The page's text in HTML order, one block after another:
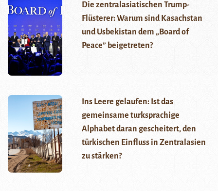
Die zentralasiatischen Trump-
Flüsterer: Warum sind Kasachstan
und Usbekistan dem „Board of
Peace” beigetreten?
Ins Leere gelaufen: Ist das
gemeinsame turksprachige
Alphabet daran gescheitert, den
türkischen Einfluss in Zentralasien
zu stärken?